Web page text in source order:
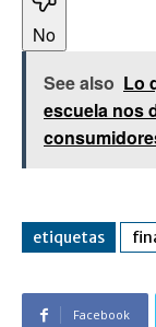
No
See also Lo
escuela nos
etiquetas
Facebook